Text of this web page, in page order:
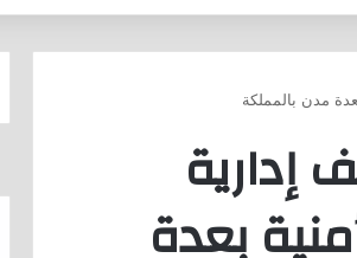
مدن بالمملكة
إدارية
بعدة